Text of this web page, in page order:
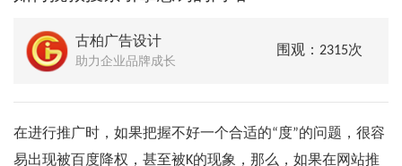
古柏广告设计
助力企业品牌成长
围观：2315次
在进行推广时，如果把握不好一个合适的“度”的问题，很容
易出现被百度降权，甚至被K的现象，那么，如果在网站推